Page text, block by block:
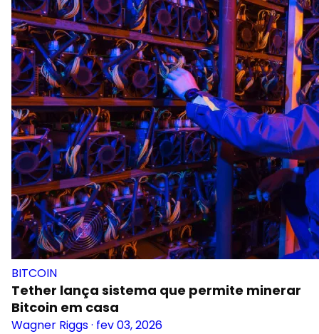
BITCOIN
Tether lança sistema que permite minerar
Bitcoin em casa
Wagner Riggs· fev 03, 2026